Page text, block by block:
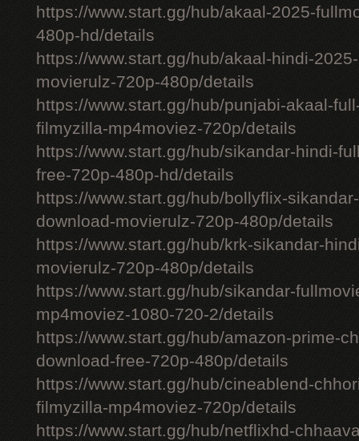
https://www.start.gg/hub/akaal-2025-
480p-hd/details
https://www.start.gg/hub/akaal-hindi-
movierulz-720p-480p/details
https://www.start.gg/hub/punjabi-akaal-
filmyzilla-mp4moviez-720p/details
https://www.start.gg/hub/sikandar-hindi-
free-720p-480p-hd/details
https://www.start.gg/hub/bollyflix-
download-movierulz-720p-480p/details
https://www.start.gg/hub/krk-sikandar-
movierulz-720p-480p/details
https://www.start.gg/hub/sikandar-
mp4moviez-1080-720-2/details
https://www.start.gg/hub/amazon-prime-
download-free-720p-480p/details
https://www.start.gg/hub/cineablend-
filmyzilla-mp4moviez-720p/details
https://www.start.gg/hub/netflixhd-